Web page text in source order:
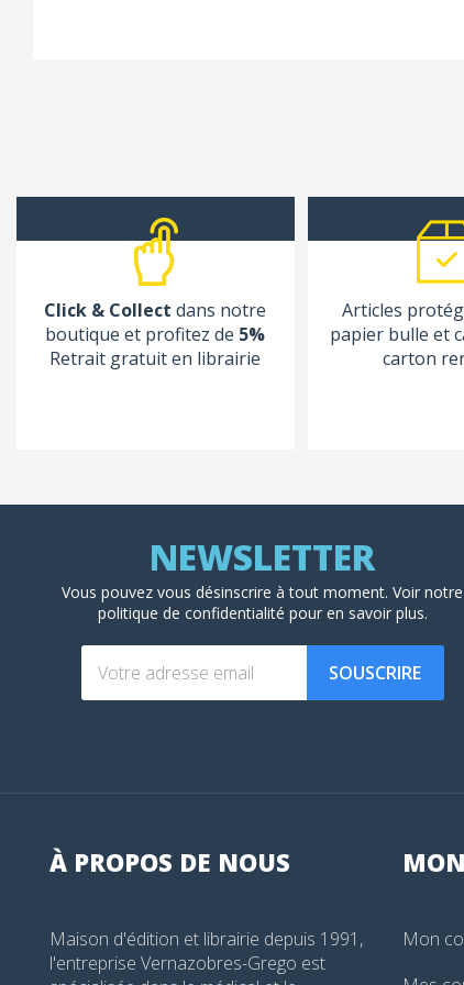
Click & Collect dans notre
boutique et profitez de 5%
Retrait gratuit en librairie
Articles
papier bulle et
carton
Vous pouvez vous désinscrire à tout moment. Voirnotre
politique de confidentialité pour en savoir plus.
SOUSCRIRE
À PROPOS DE NOUS
Maison d'édition et librairie depuis 1991,
l'entreprise Vernazobres-Grego est
MON
Mon